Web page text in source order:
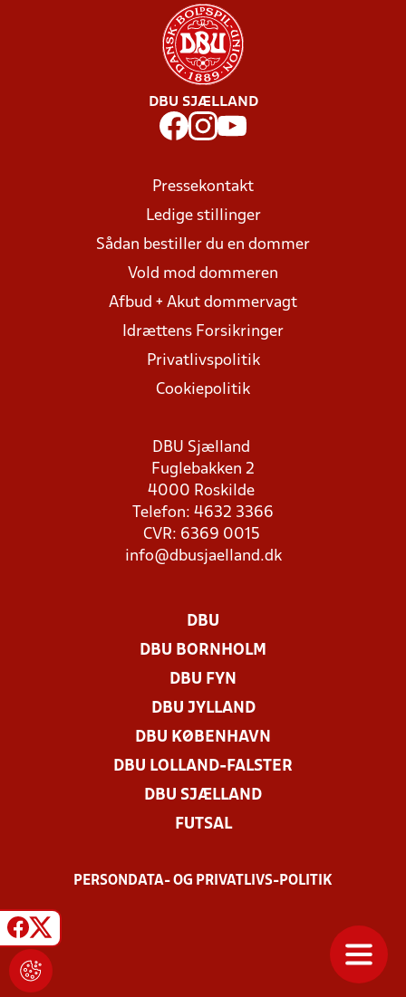
DBU SJÆLLAND
Pressekontakt
Ledige stillinger
Sådan bestiller du en dommer
Vold mod dommeren
Afbud + Akut dommervagt
Idrættens Forsikringer
Privatlivspolitik
Cookiepolitik
DBU Sjælland
Fuglebakken 2
4000 Roskilde
Telefon: 4632 3366
CVR: 6369 0015
info@dbusjaelland.dk
DBU
DBU BORNHOLM
DBU FYN
DBU JYLLAND
DBU KØBENHAVN
DBU LOLLAND-FALSTER
DBU SJÆLLAND
FUTSAL
PERSONDATA- OG PRIVATLIVS-POLITIK